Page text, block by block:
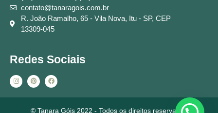
contato@tanaragois.com.br
R. João Ramalho, 65 - Vila Nova, Itu - SP, CEP
13309-045
Redes Sociais
© Tanara Góis 2022 - Todos os direitos reservados